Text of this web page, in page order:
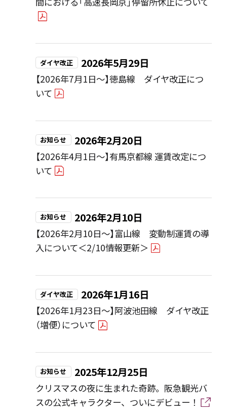
ダイヤ改正 2026年5月29日
【2026年7月1日～】徳島線 ダイヤ改正につ
いて
お知らせ 2026年2月20日
【2026年4月1日～】有馬京都線 運賃改定につ
いて
お知らせ 2026年2月10日
【2026年2月10日～】富山線 変動制運賃の導
入について＜2/10情報更新＞
ダイヤ改正 2026年1月16日
【2026年1月23日～】阿波池田線 ダイヤ改正
（増便）について
お知らせ 2025年12月25日
クリスマスの夜に生まれた奇跡。阪急観光バ
スの公式キャラクター、ついにデビュー！